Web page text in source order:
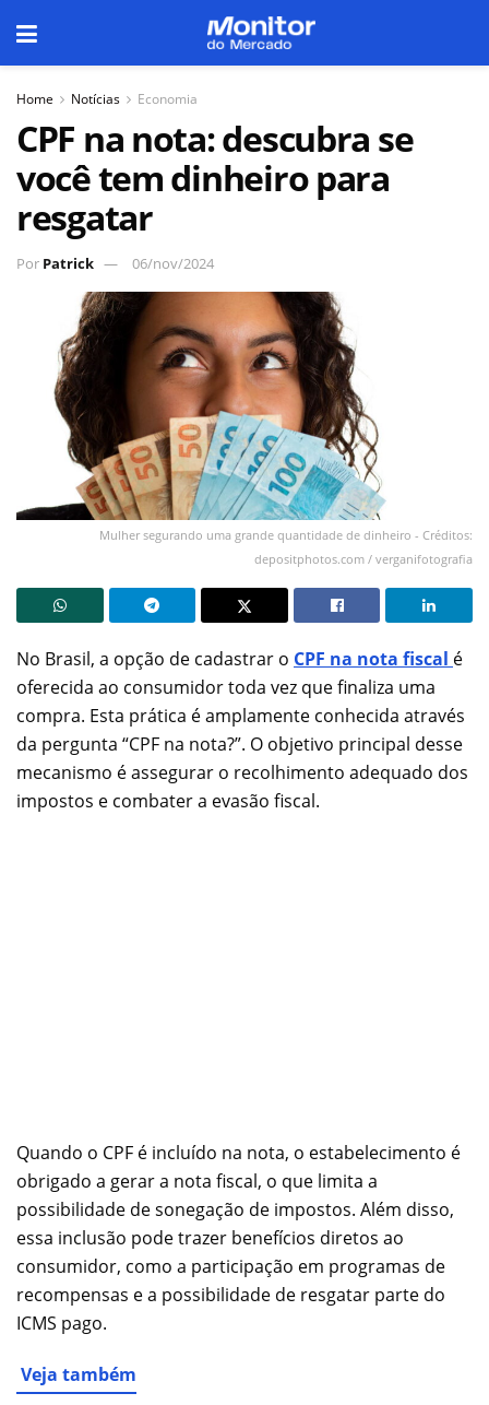
Home Notícias Economia
CPF na nota: descubra se
você tem dinheiro para
resgatar
Por Patrick 06/nov/2024
Mulher segurando uma grande quantidade de dinheiro - Créditos:
depositphotos.com / verganifotografia
No Brasil, a opção de cadastrar o CPF na nota fiscal é
oferecida ao consumidor toda vez que finaliza uma
compra. Esta prática é amplamente conhecida através
da pergunta “CPF na nota?”. O objetivo principal desse
mecanismo é assegurar o recolhimento adequado dos
impostos e combater a evasão fiscal.
Quando o CPF é incluído na nota, o estabelecimento é
obrigado a gerar a nota fiscal, o que limita a
possibilidade de sonegação de impostos. Além disso,
essa inclusão pode trazer benefícios diretos ao
consumidor, como a participação em programas de
recompensas e a possibilidade de resgatar parte do
ICMS pago.
Veja também